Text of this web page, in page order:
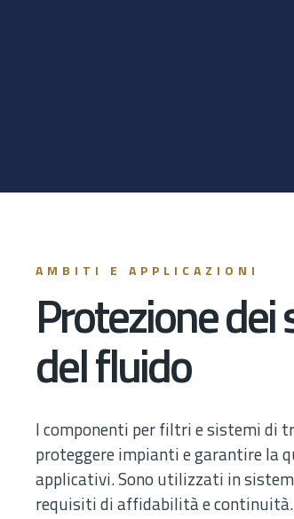
AMBITI E APPLICAZIONI
Protezione
del fluido
I componenti per filtri e sistemi di
proteggere impianti e garantire la
applicativi. Sono utilizzati in
requisiti di affidabilità e continuità.